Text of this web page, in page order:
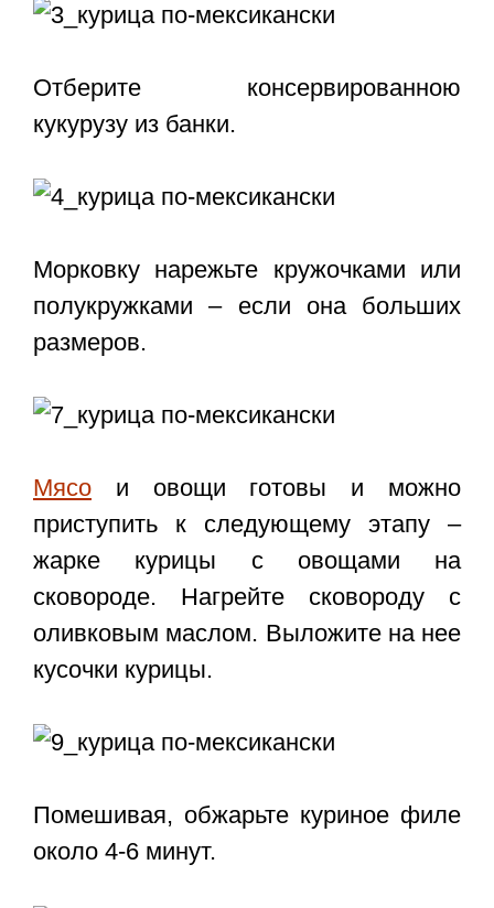
Отберите консервированною
кукурузу из банки.
Морковку нарежьте кружочками или
полукружками – если она больших
размеров.
Мясо и овощи готовы и можно
приступить к следующему этапу –
жарке курицы с овощами на
сковороде. Нагрейте сковороду с
оливковым маслом. Выложите на нее
кусочки курицы.
Помешивая, обжарьте куриное филе
около 4-6 минут.